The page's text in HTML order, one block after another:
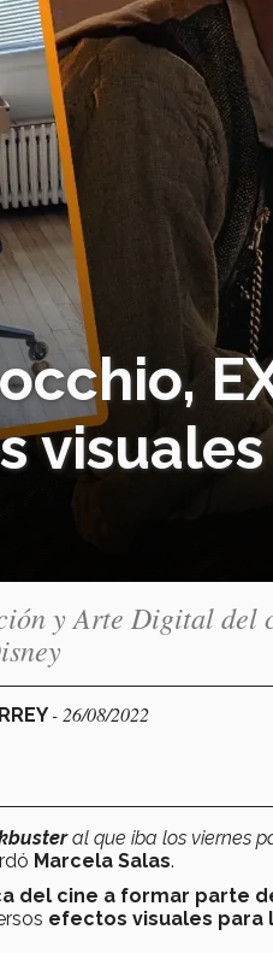
visuales
y Arte Digital del
- 26/08/2022
al que iba los viernes
Marcela Salas.
del cine a formar parte
efectos visuales para